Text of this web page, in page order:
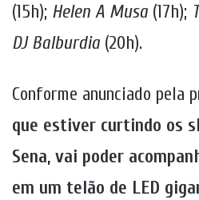
(15h); Helen A Musa (17h);
DJ Balburdia (20h).
Conforme anunciado pela
que estiver curtindo os
Sena, vai poder
em um telão de LED